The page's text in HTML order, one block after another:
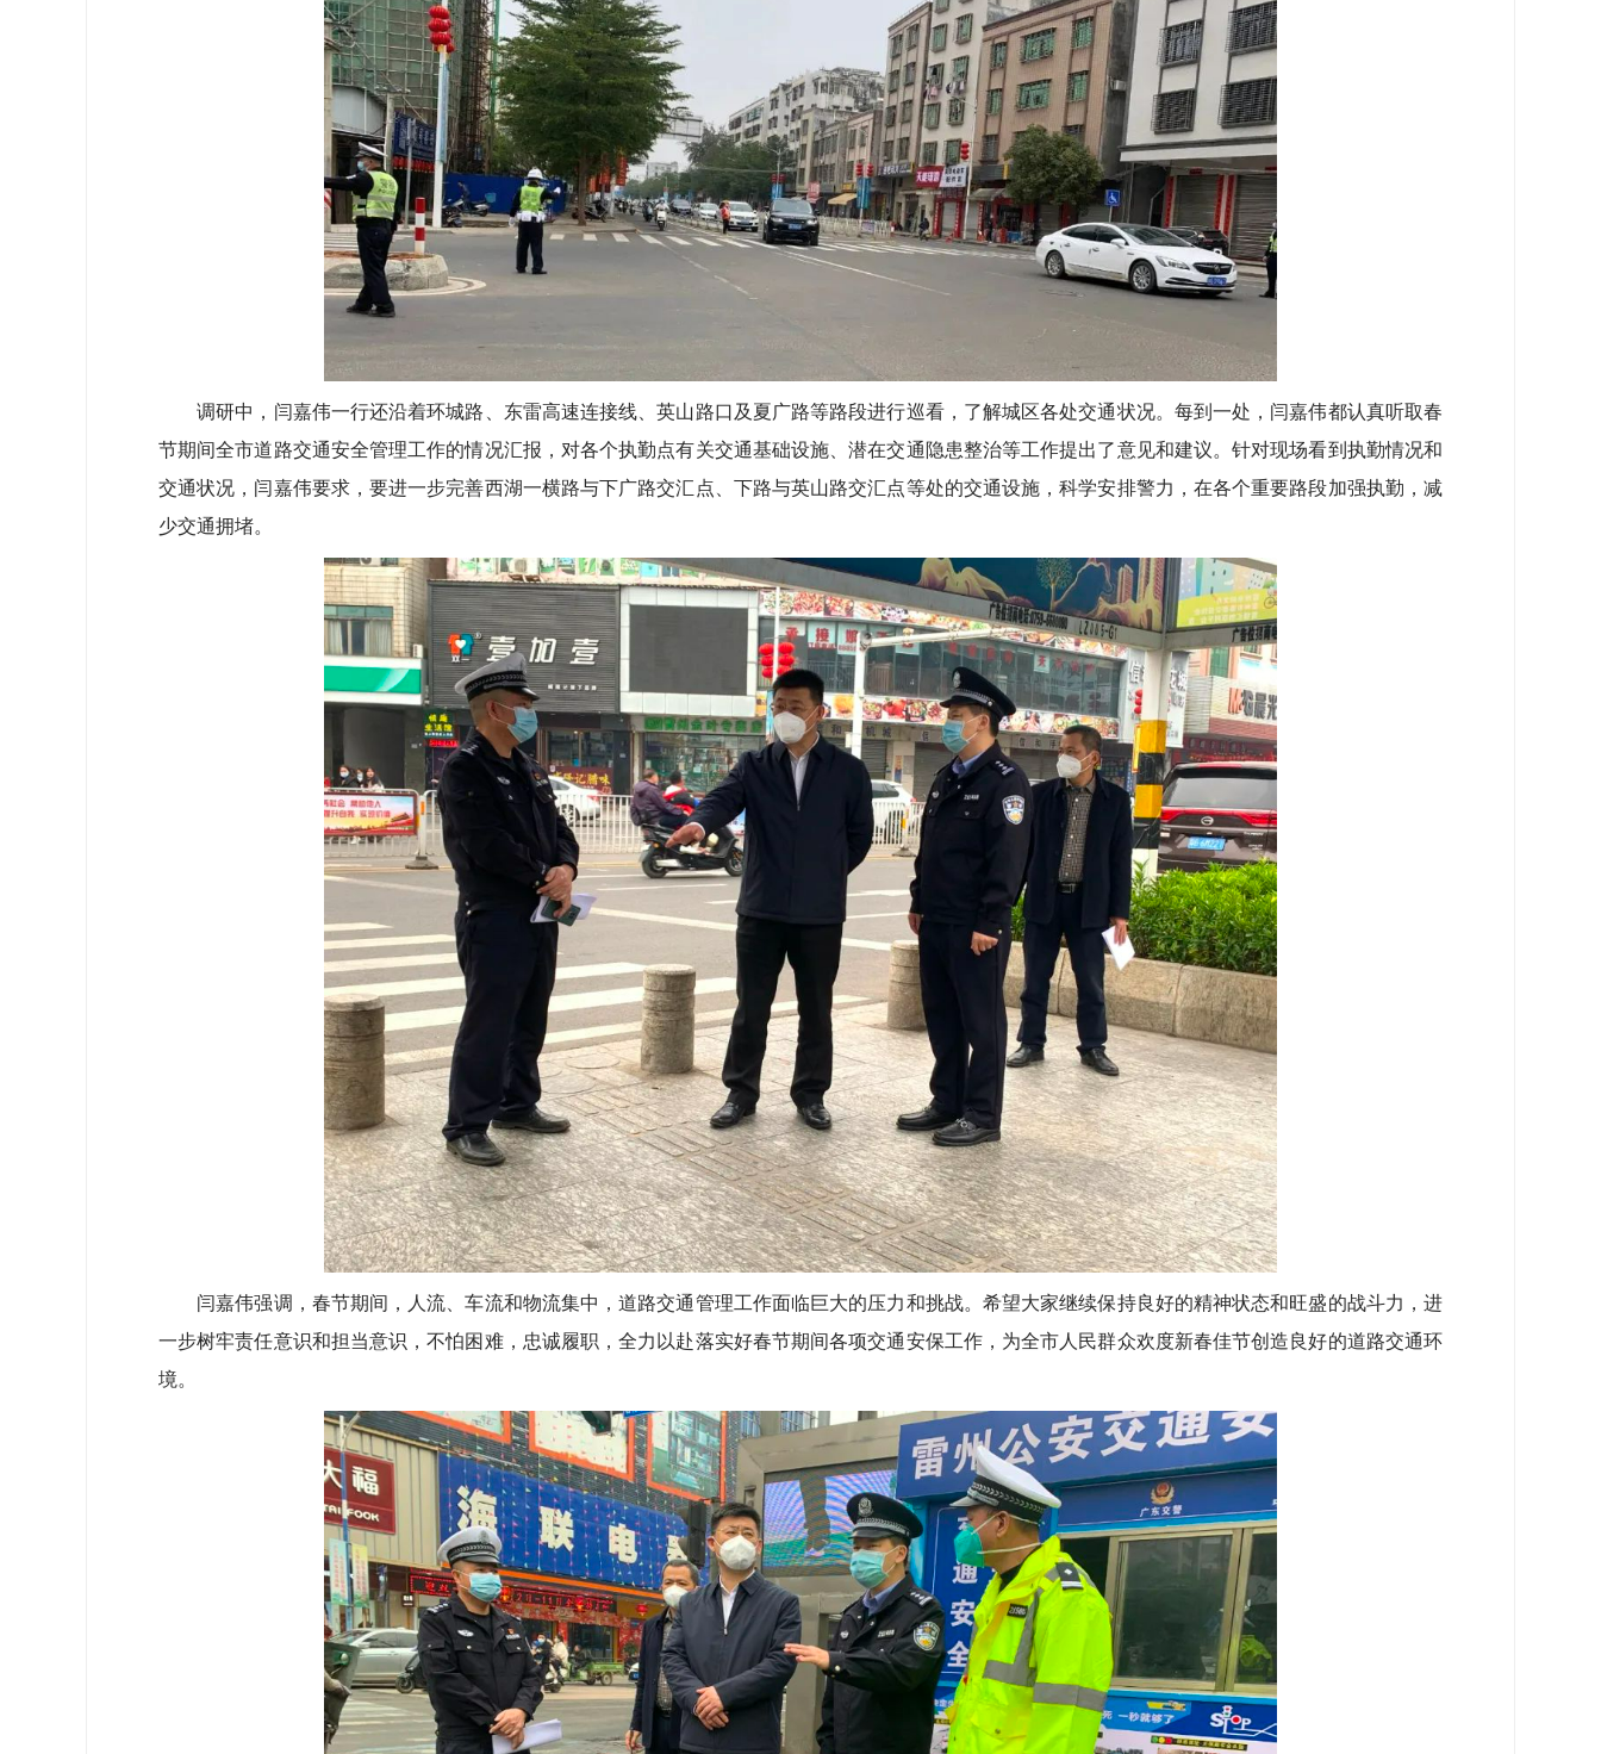
调研中，闫嘉伟一行还沿着环城路、东雷高速连接线、英山路口及夏广路等路段进行巡看，了解城区各处交通状况。每到一处，闫嘉伟都认真听取春
节期间全市道路交通安全管理工作的情况汇报，对各个执勤点有关交通基础设施、潜在交通隐患整治等工作提出了意见和建议。针对现场看到执勤情况和
交通状况，闫嘉伟要求，要进一步完善西湖一横路与下广路交汇点、下路与英山路交汇点等处的交通设施，科学安排警力，在各个重要路段加强执勤，减
少交通拥堵。
闫嘉伟强调，春节期间，人流、车流和物流集中，道路交通管理工作面临巨大的压力和挑战。希望大家继续保持良好的精神状态和旺盛的战斗力，进
一步树牢责任意识和担当意识，不怕困难，忠诚履职，全力以赴落实好春节期间各项交通安保工作，为全市人民群众欢度新春佳节创造良好的道路交通环
境。